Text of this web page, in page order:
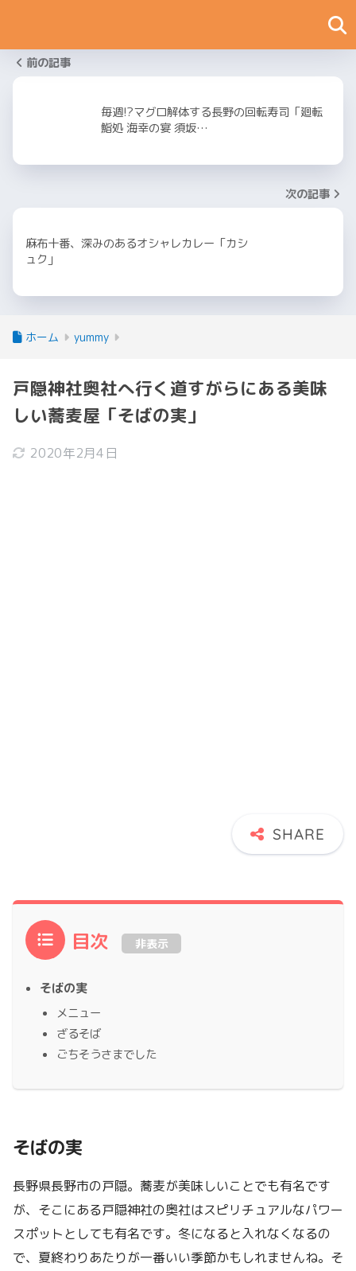
前の記事
毎週!?マグロ解体する長野の回転寿司「廻転
鮨処 海幸の宴 須坂…
次の記事
麻布十番、深みのあるオシャレカレー「カシ
ュク」
ホーム yummy
戸隠神社奥社へ行く道すがらにある美味
しい蕎麦屋「そばの実」
2020年2月4日
目次 非表示
そばの実
メニュー
ざるそば
ごちそうさまでした
そばの実
長野県長野市の戸隠。蕎麦が美味しいことでも有名です
が、そこにある戸隠神社の奥社はスピリチュアルなパワー
スポットとしても有名です。冬になると入れなくなるの
で、夏終わりあたりが一番いい季節かもしれませんね。そ